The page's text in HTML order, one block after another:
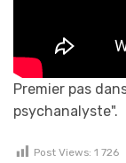
Premier pas
psychanalyste".
Post Views: 1 726